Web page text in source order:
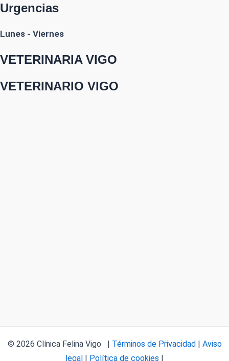
Urgencias
Lunes - Viernes
VETERINARIA VIGO
VETERINARIO VIGO
© 2026 Clínica Felina Vigo | Términos de Privacidad
Aviso
legal
Política de cookies